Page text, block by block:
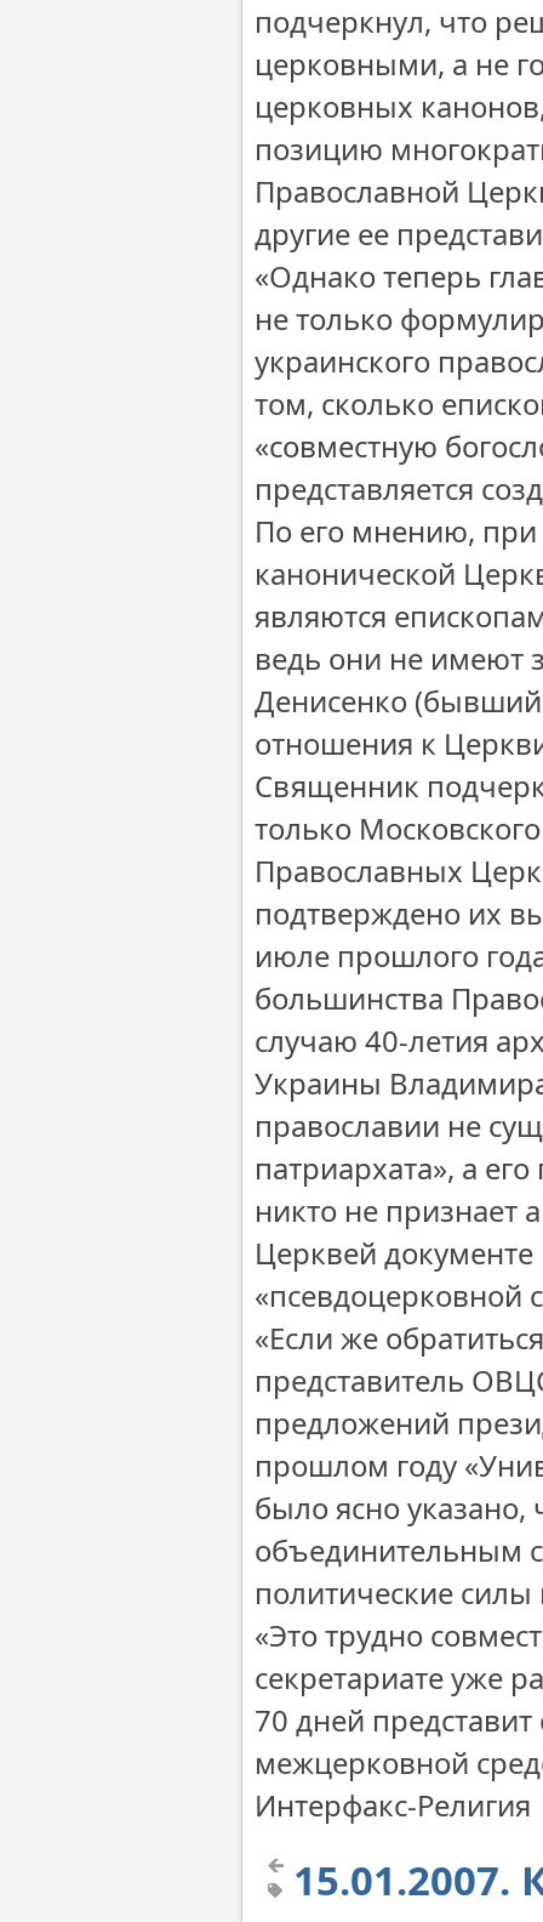
подчеркнул, что
церковными, а не
церковных
позицию
Православной
другие ее
«Однако теперь
не только
украинского
том, сколько
«совместную
представляется
По его мнению, при
канонической
являются
ведь они не имеют
Денисенко
отношения к
Священник
только
Православных
подтверждено их
июле прошлого
большинства
случаю 40-летия
Украины
православии не
патриархата», а
никто не признает
Церквей
«псевдоцерковной
«Если же
представитель
предложений
прошлом году
было ясно
объединительным
политические
«Это трудно
секретариате уже
70 дней
межцерковной
Интерфакс-Религия
15.01.2007.